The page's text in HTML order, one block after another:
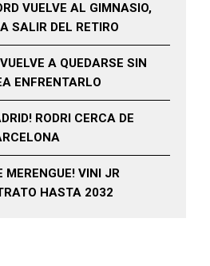
VUELVE AL GIMNASIO,
SALIR DEL RETIRO
A QUEDARSE SIN
ENFRENTARLO
RODRI CERCA DE
MERENGUE! VINI JR
HASTA 2032